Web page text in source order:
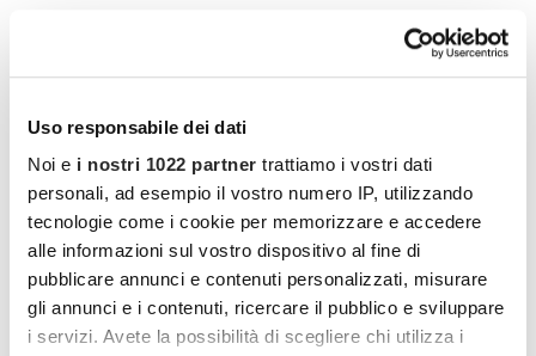
Uso responsabile dei dati
Noi e i nostri 1022 partner trattiamo i vostri dati
personali, ad esempio il vostro numero IP, utilizzando
tecnologie come i cookie per memorizzare e accedere
alle informazioni sul vostro dispositivo al fine di
pubblicare annunci e contenuti personalizzati, misurare
gli annunci e i contenuti, ricercare il pubblico e sviluppare
i servizi. Avete la possibilità di scegliere chi utilizza i
mantenere l’area scelta pulita, in modo da
Idee e consigli per arredare il giardino
o il terrazzo
Un giardino o un terrazzo ben arredati possono
essere luoghi perfetti per rilassarsi e godersi il